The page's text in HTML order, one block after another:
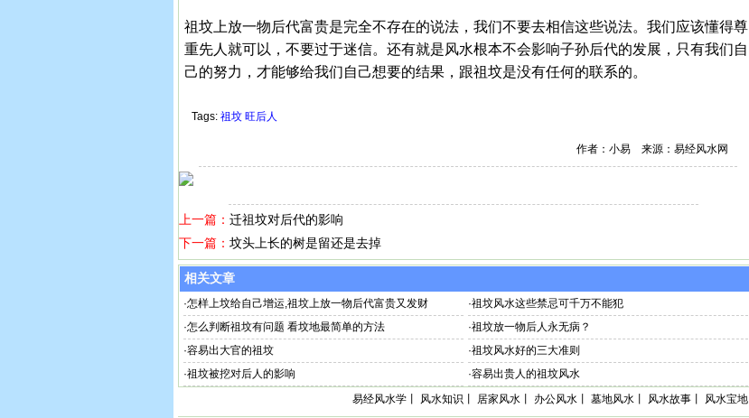
祖坟上放一物后代富贵是完全不存在的说法，我们不要去相信这些说法。我们应该懂得尊
重先人就可以，不要过于迷信。还有就是风水根本不会影响子孙后代的发展，只有我们自
己的努力，才能够给我们自己想要的结果，跟祖坟是没有任何的联系的。
Tags: 祖坟 旺后人
作者：小易 来源：易经风水网
上一篇： 迁祖坟对后代的影响
下一篇： 坟头上长的树是留还是去掉
相关文章
·怎样上坟给自己增运,祖坟上放一物后代富贵又发财 ·祖坟风水这些禁忌可千万不能犯
·怎么判断祖坟有问题 看坟地最简单的方法 ·祖坟放一物后人永无病？
·容易出大官的祖坟 ·祖坟风水好的三大准则
·祖坟被挖对后人的影响 ·容易出贵人的祖坟风水
易经风水学 风水知识 居家风水 办公风水 墓地风水 风水故事 风水宝地